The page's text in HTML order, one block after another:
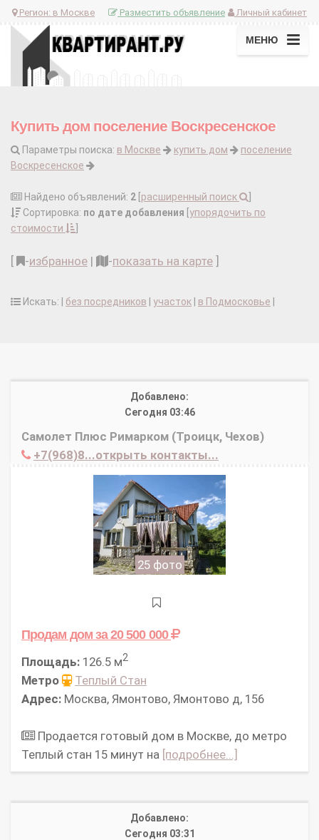
Регион: в Москве Личный кабинет
Разместить объявление
МЕНЮ
Купить дом поселение Воскресенское
Параметры поиска: в Москве купить дом
поселение
Воскресенское
Найдено объявлений: 2 расширенный поиск
Сортировка: по дате добавления упорядочить по
стоимости
-избранное | -показать на карте
Искать: | без посредников участок в Подмосковье
Добавлено:
Сегодня 03:46
Самолет Плюс Римарком (Троицк, Чехов)
+7(968)8...открыть контакты...
25 фото
Продам домза 20 500 000
Площадь: 126.5 м2
Метро
Теплый Стан
Адрес: Москва, Ямонтово, Ямонтово д, 156
Продается готовый дом в Москве, до метро
Теплый стан 15 минут на [подробнее...]
Добавлено:
Сегодня 03:31